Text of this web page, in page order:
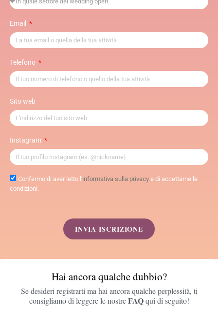
Email
Telefono
Sito web
Instagram
Confermo di aver letto l'informativa sulla privacy e di accettarne le
condizioni.
INVIA ISCRIZIONE
Hai ancora qualche dubbio?
Se desideri registrarti ma hai ancora qualche perplessità, ti
consigliamo di leggere le nostreFAQqui di seguito!